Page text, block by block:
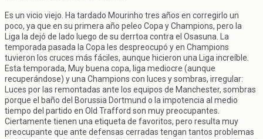
Es un vicio viejo. Ha tardado Mourinho tres años en corregirlo un
poco, ya que en su primera año peleo Copa y Champions, pero la
Liga la dejó de lado luego de su derrtoa contra el Osasuna. La
temporada pasada la Copa les despreocupó y en Champions
tuvieron los cruces más fáciles, aunque hicieron una Liga increíble.
Esta temporada, Muy buena copa, liga mediocre (aunque
recuperándose) y una Champions con luces y sombras, irregular:
Luces por las remontadas ante los equipos de Manchester, sombras
porque el baño del Borussia Dortmund o la impotencia al medio
tiempo del partido en Old Trafford son muy preocupantes.
Ciertamente tienen una etiqueta de favoritos, pero resulta muy
preocupante que ante defensas cerradas tengan tantos problemas